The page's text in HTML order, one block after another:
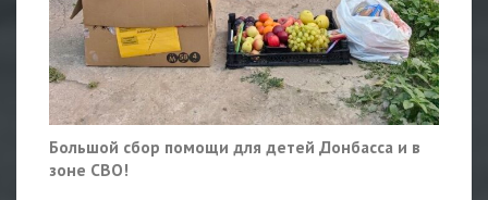
Большой сбор помощи для детей Донбасса и в
зоне СВО!